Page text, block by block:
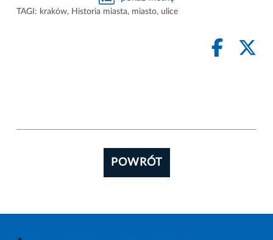
TAGI: kraków, Historia miasta, miasto, ulice
POWRÓT